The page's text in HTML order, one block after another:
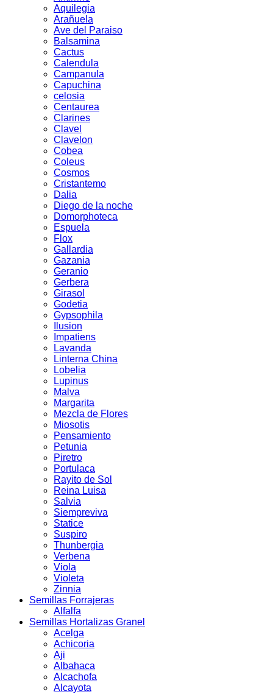
Aquilegia
Arañuela
Ave del Paraiso
Balsamina
Cactus
Calendula
Campanula
Capuchina
celosia
Centaurea
Clarines
Clavel
Clavelon
Cobea
Coleus
Cosmos
Cristantemo
Dalia
Diego de la noche
Domorphoteca
Espuela
Flox
Gallardia
Gazania
Geranio
Gerbera
Girasol
Godetia
Gypsophila
Ilusion
Impatiens
Lavanda
Linterna China
Lobelia
Lupinus
Malva
Margarita
Mezcla de Flores
Miosotis
Pensamiento
Petunia
Piretro
Portulaca
Rayito de Sol
Reina Luisa
Salvia
Siempreviva
Statice
Suspiro
Thunbergia
Verbena
Viola
Violeta
Zinnia
Semillas Forrajeras
Alfalfa
Semillas Hortalizas Granel
Acelga
Achicoria
Aji
Albahaca
Alcachofa
Alcayota